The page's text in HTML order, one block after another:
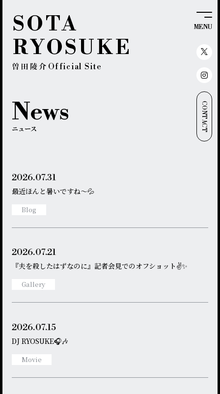
SOTA
RYOSUKE
Official Site
MENU
CONTACT
News
ニュース
2026.07.31
最近ほんと暑いですね〜💦
Blog
2026.07.21
『夫を殺したはずなのに』記者会見でのオフショット✌️✨
Gallery
2026.07.15
DJ RYOSUKE🎧🎶
Movie